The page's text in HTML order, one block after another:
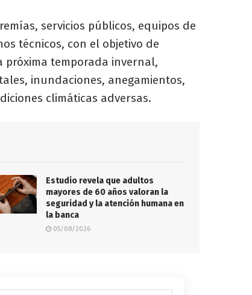
servicios públicos, equipos de
técnicos, con el objetivo de
temporada invernal,
inundaciones, anegamientos,
climáticas adversas.
Estudio revela que adultos
mayores de 60 años valoran la
seguridad y la atención humana en
la banca
05/08/2026